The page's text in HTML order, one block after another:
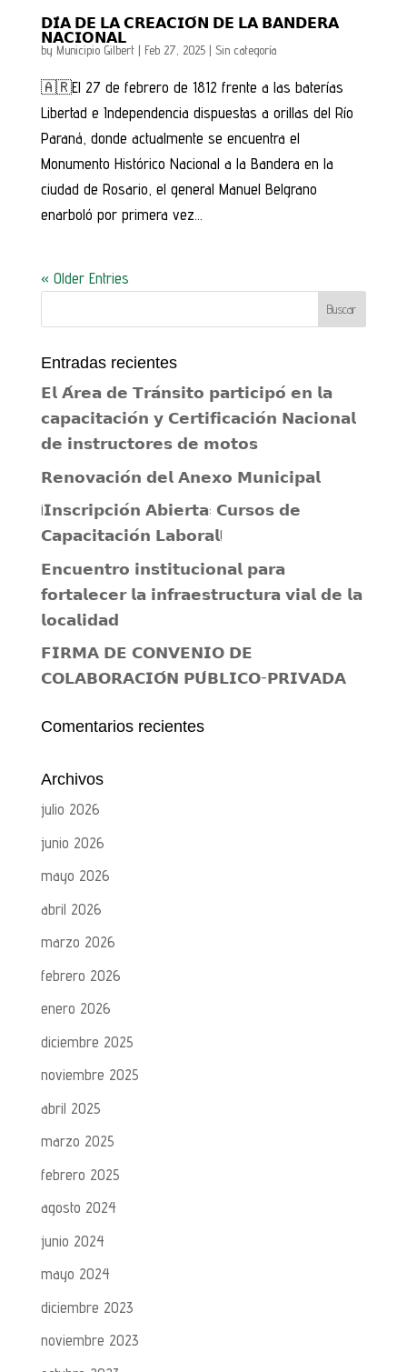
𝗗𝗜́𝗔 𝗗𝗘 𝗟𝗔 𝗖𝗥𝗘𝗔𝗖𝗜𝗢́𝗡 𝗗𝗘 𝗟𝗔 𝗕𝗔𝗡𝗗𝗘𝗥𝗔
𝗡𝗔𝗖𝗜𝗢𝗡𝗔𝗟
by Municipio Gilbert| Feb 27, 2025| Sin categoría
🇦🇷El 27 de febrero de 1812 frente a las baterías
Libertad e Independencia dispuestas a orillas del Río
Paraná, donde actualmente se encuentra el
Monumento Histórico Nacional a la Bandera en la
ciudad de Rosario, el general Manuel Belgrano
enarboló por primera vez...
« Older Entries
Entradas recientes
𝗘𝗹 𝗔́𝗿𝗲𝗮 𝗱𝗲 𝗧𝗿𝗮́𝗻𝘀𝗶𝘁𝗼 𝗽𝗮𝗿𝘁𝗶𝗰𝗶𝗽𝗼́ 𝗲𝗻 𝗹𝗮
𝗰𝗮𝗽𝗮𝗰𝗶𝘁𝗮𝗰𝗶𝗼́𝗻 𝘆 𝗖𝗲𝗿𝘁𝗶𝗳𝗶𝗰𝗮𝗰𝗶𝗼́𝗻 𝗡𝗮𝗰𝗶𝗼𝗻𝗮𝗹
𝗱𝗲 𝗶𝗻𝘀𝘁𝗿𝘂𝗰𝘁𝗼𝗿𝗲𝘀 𝗱𝗲 𝗺𝗼𝘁𝗼𝘀
𝗥𝗲𝗻𝗼𝘃𝗮𝗰𝗶𝗼́𝗻 𝗱𝗲𝗹 𝗔𝗻𝗲𝘅𝗼 𝗠𝘂𝗻𝗶𝗰𝗶𝗽𝗮𝗹
¡𝗜𝗻𝘀𝗰𝗿𝗶𝗽𝗰𝗶𝗼́𝗻 𝗔𝗯𝗶𝗲𝗿𝘁𝗮: 𝗖𝘂𝗿𝘀𝗼𝘀 𝗱𝗲
𝗖𝗮𝗽𝗮𝗰𝗶𝘁𝗮𝗰𝗶𝗼́𝗻 𝗟𝗮𝗯𝗼𝗿𝗮𝗹!
𝗘𝗻𝗰𝘂𝗲𝗻𝘁𝗿𝗼 𝗶𝗻𝘀𝘁𝗶𝘁𝘂𝗰𝗶𝗼𝗻𝗮𝗹 𝗽𝗮𝗿𝗮
𝗳𝗼𝗿𝘁𝗮𝗹𝗲𝗰𝗲𝗿 𝗹𝗮 𝗶𝗻𝗳𝗿𝗮𝗲𝘀𝘁𝗿𝘂𝗰𝘁𝘂𝗿𝗮 𝘃𝗶𝗮𝗹 𝗱𝗲 𝗹𝗮
𝗹𝗼𝗰𝗮𝗹𝗶𝗱𝗮𝗱
𝗙𝗜𝗥𝗠𝗔 𝗗𝗘 𝗖𝗢𝗡𝗩𝗘𝗡𝗜𝗢 𝗗𝗘
𝗖𝗢𝗟𝗔𝗕𝗢𝗥𝗔𝗖𝗜𝗢́𝗡 𝗣𝗨́𝗕𝗟𝗜𝗖𝗢-𝗣𝗥𝗜𝗩𝗔𝗗𝗔
Comentarios recientes
Archivos
julio 2026
junio 2026
mayo 2026
abril 2026
marzo 2026
febrero 2026
enero 2026
diciembre 2025
noviembre 2025
abril 2025
marzo 2025
febrero 2025
agosto 2024
junio 2024
mayo 2024
diciembre 2023
noviembre 2023